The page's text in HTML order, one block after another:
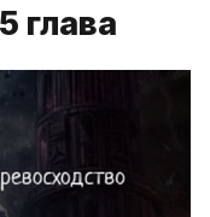
глава